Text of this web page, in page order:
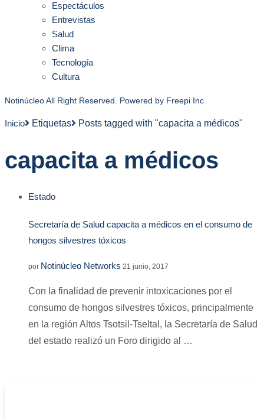
Espectáculos
Entrevistas
Salud
Clima
Tecnología
Cultura
Notinúcleo All Right Reserved. Powered by Freepi Inc
Inicio Etiquetas Posts tagged with "capacita a médicos"
capacita a médicos
Estado
Secretaría de Salud capacita a médicos en el consumo de
hongos silvestres tóxicos
por Notinúcleo Networks 21 junio, 2017
Con la finalidad de prevenir intoxicaciones por el
consumo de hongos silvestres tóxicos, principalmente
en la región Altos Tsotsil-Tseltal, la Secretaría de Salud
del estado realizó un Foro dirigido al …